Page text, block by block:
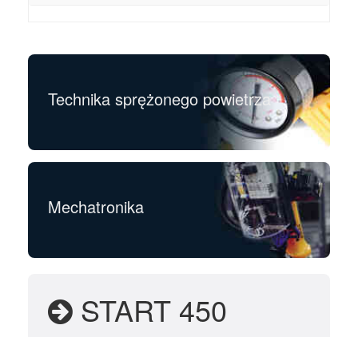
Technika sprężonego powietrza
Mechatronika
START 450